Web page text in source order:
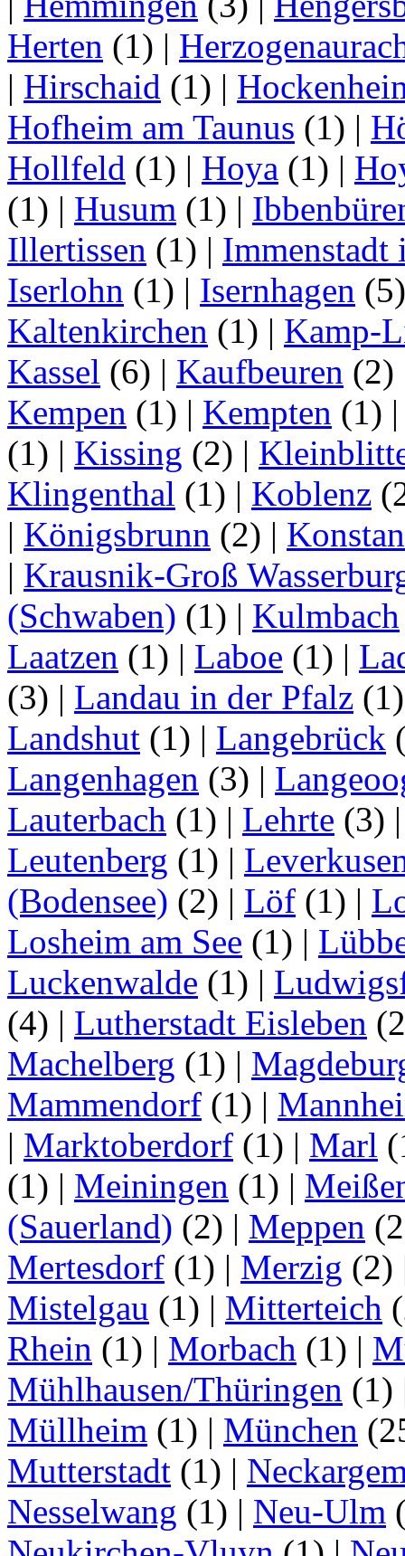
Herten (1) |
| Hirschaid (1) |
Hofheim am Taunus (1) |
Hollfeld (1) | Hoya (1) |
(1) | Husum (1) |
Illertissen (1) | Immenstadt
Iserlohn (1) | Isernhagen
Kaltenkirchen (1) | Kamp-
Kassel (6) | Kaufbeuren (2)
Kempen (1) | Kempten (1)
(1) | Kissing (2) |
Klingenthal (1) | Koblenz
| Königsbrunn (2) |
| Krausnik-Groß
(Schwaben) (1) | Kulmbach
Laatzen (1) | Laboe (1) |
(3) | Landau in der Pfalz
Landshut (1) | Langebrück
Langenhagen (3) |
Lauterbach (1) | Lehrte (3)
Leutenberg (1) |
(Bodensee) (2) | Löf (1) |
Losheim am See (1) |
Luckenwalde (1) |
(4) | Lutherstadt Eisleben
Machelberg (1) |
Mammendorf (1) |
| Marktoberdorf (1) | Marl
(1) | Meiningen (1) |
(Sauerland) (2) | Meppen
Mertesdorf (1) | Merzig (2)
Mistelgau (1) | Mitterteich
Rhein (1) | Morbach (1) |
Mühlhausen/Thüringen (1)
Müllheim (1) | München
Mutterstadt (1) |
Nesselwang (1) | Neu-Ulm